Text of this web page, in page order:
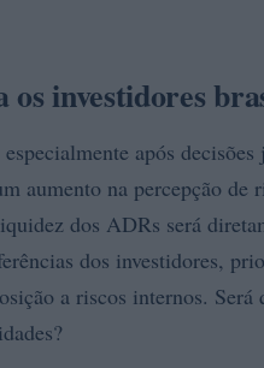
investidores
após
aumento na percepção de
dos ADRs será
dos investidores,
a riscos internos. Será